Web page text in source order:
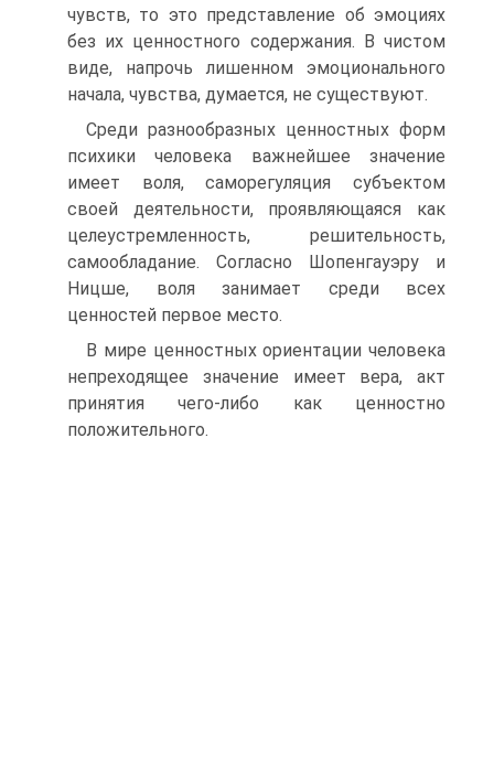
чувств, то это представление об эмоциях
без их ценностного содержания. В чистом
виде, напрочь лишенном эмоционального
начала, чувства, думается, не существуют.
Среди разнообразных ценностных форм
психики человека важнейшее значение
имеет воля, саморегуляция субъектом
своей деятельности, проявляющаяся как
целеустремленность, решительность,
самообладание. Согласно Шопенгауэру и
Ницше, воля занимает среди всех
ценностей первое место.
В мире ценностных ориентации человека
непреходящее значение имеет вера, акт
принятия чего-либо как ценностно
положительного.